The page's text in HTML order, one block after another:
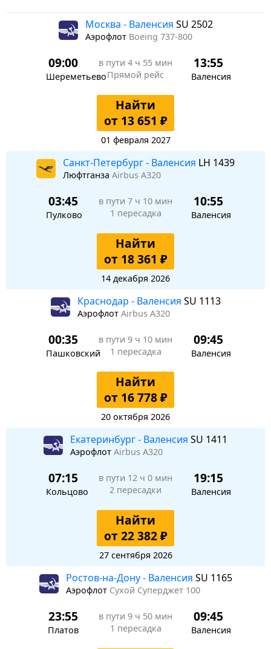
Москва - Валенсия SU 2502
Аэрофлот Boeing 737-800
09:00
Шереметьево
в пути 4 ч 55 мин
Прямой рейс
13:55
Валенсия
Найти
от 13 651 ₽
01 февраля 2027
Санкт-Петербург - Валенсия LH 1439
Люфтганза Airbus A320
03:45
Пулково
в пути 7 ч 10 мин
1 пересадка
10:55
Валенсия
Найти
от 18 361 ₽
14 декабря 2026
Краснодар - Валенсия SU 1113
Аэрофлот Airbus A320
00:35
Пашковский
в пути 9 ч 10 мин
1 пересадка
09:45
Валенсия
Найти
от 16 778 ₽
20 октября 2026
Екатеринбург - Валенсия SU 1411
Аэрофлот Airbus A320
07:15
Кольцово
в пути 12 ч 0 мин
2 пересадки
19:15
Валенсия
Найти
от 22 382 ₽
27 сентября 2026
Ростов-на-Дону - Валенсия SU 1165
Аэрофлот Сухой Суперджет 100
23:55
Платов
в пути 9 ч 50 мин
1 пересадка
09:45
Валенсия